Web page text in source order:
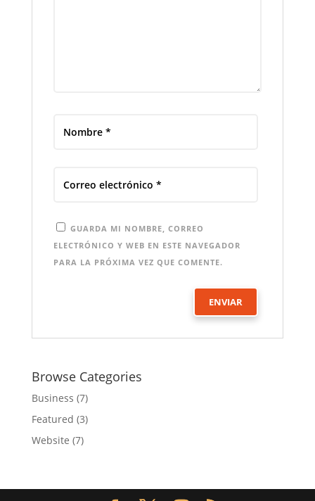
GUARDA MI NOMBRE, CORREO
ELECTRÓNICO Y WEB EN ESTE NAVEGADOR
PARA LA PRÓXIMA VEZ QUE COMENTE.
Browse Categories
Business (7)
Featured (3)
Website (7)